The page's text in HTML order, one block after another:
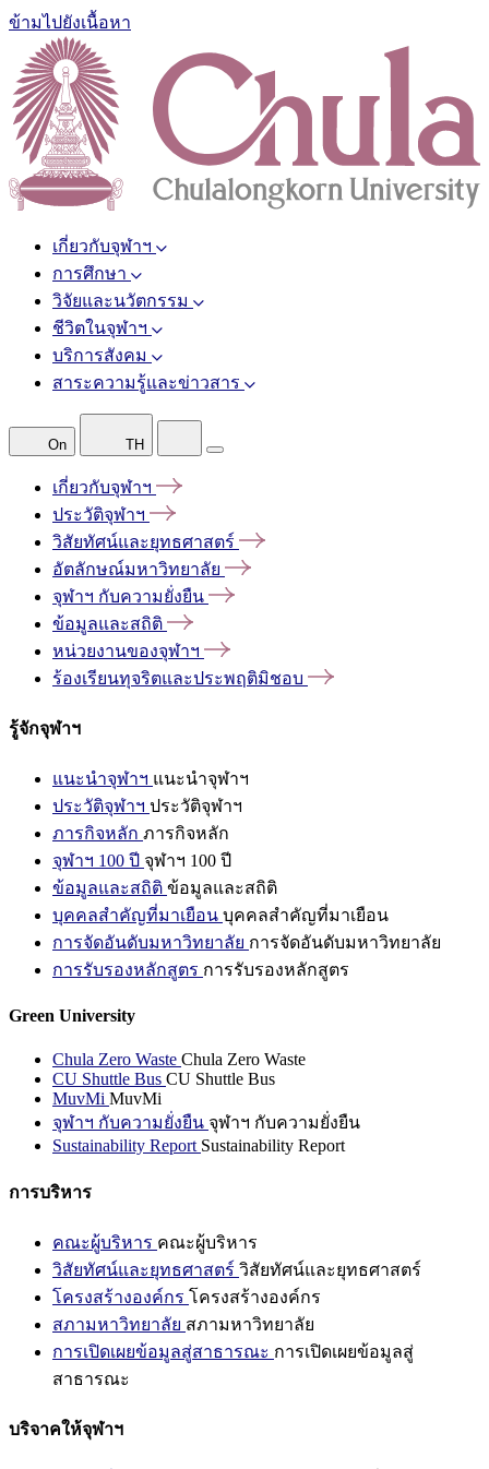
ข้ามไปยังเนื้อหา
เกี่ยวกับจุฬาฯ
การศึกษา
วิจัยและนวัตกรรม
ชีวิตในจุฬาฯ
บริการสังคม
สาระความรู้และข่าวสาร
On TH
เกี่ยวกับจุฬาฯ
ประวัติจุฬาฯ
วิสัยทัศน์และยุทธศาสตร์
อัตลักษณ์มหาวิทยาลัย
จุฬาฯ กับความยั่งยืน
ข้อมูลและสถิติ
หน่วยงานของจุฬาฯ
ร้องเรียนทุจริตและประพฤติมิชอบ
รู้จักจุฬาฯ
แนะนำจุฬาฯ แนะนำจุฬาฯ
ประวัติจุฬาฯ ประวัติจุฬาฯ
ภารกิจหลัก ภารกิจหลัก
จุฬาฯ 100 ปี จุฬาฯ 100 ปี
ข้อมูลและสถิติ ข้อมูลและสถิติ
บุคคลสำคัญที่มาเยือน บุคคลสำคัญที่มาเยือน
การจัดอันดับมหาวิทยาลัย การจัดอันดับมหาวิทยาลัย
การรับรองหลักสูตร การรับรองหลักสูตร
Green University
Chula Zero Waste Chula Zero Waste
CU Shuttle Bus CU Shuttle Bus
MuvMi MuvMi
จุฬาฯ กับความยั่งยืน จุฬาฯ กับความยั่งยืน
Sustainability Report Sustainability Report
การบริหาร
คณะผู้บริหาร คณะผู้บริหาร
วิสัยทัศน์และยุทธศาสตร์ วิสัยทัศน์และยุทธศาสตร์
โครงสร้างองค์กร โครงสร้างองค์กร
สภามหาวิทยาลัย สภามหาวิทยาลัย
การเปิดเผยข้อมูลสู่สาธารณะ การเปิดเผยข้อมูลสู่
สาธารณะ
บริจาคให้จุฬาฯ